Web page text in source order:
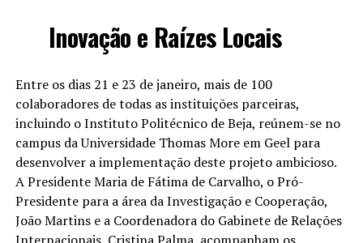
Inovação e Raízes Locais
Entre os dias 21 e 23 de janeiro, mais de 100
colaboradores de todas as instituições parceiras,
incluindo o Instituto Politécnico de Beja, reúnem-se no
campus da Universidade Thomas More em Geel para
desenvolver a implementação deste projeto ambicioso.
A Presidente Maria de Fátima de Carvalho, o Pró-
Presidente para a área da Investigação e Cooperação,
João Martins e a Coordenadora do Gabinete de Relações